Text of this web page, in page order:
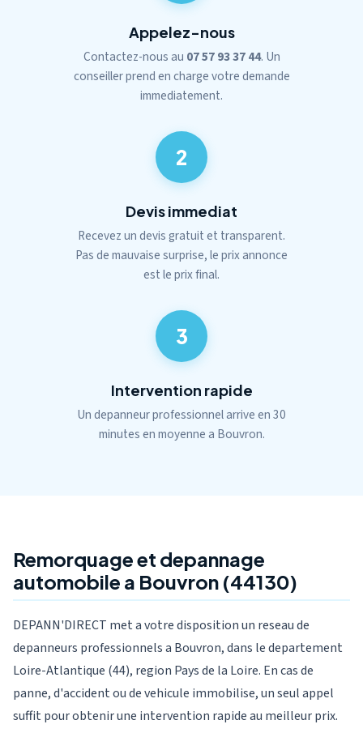
Appelez-nous
Contactez-nous au 07 57 93 37 44. Un
conseiller prend en charge votre demande
immediatement.
2
Devis immediat
Recevez un devis gratuit et transparent.
Pas de mauvaise surprise, le prix annonce
est le prix final.
3
Intervention rapide
Un depanneur professionnel arrive en 30
minutes en moyenne a Bouvron.
Remorquage et depannage
automobile a Bouvron (44130)
DEPANN'DIRECT met a votre disposition un reseau de
depanneurs professionnels a Bouvron, dans le departement
Loire-Atlantique (44), region Pays de la Loire. En cas de
panne, d'accident ou de vehicule immobilise, un seul appel
suffit pour obtenir une intervention rapide au meilleur prix.